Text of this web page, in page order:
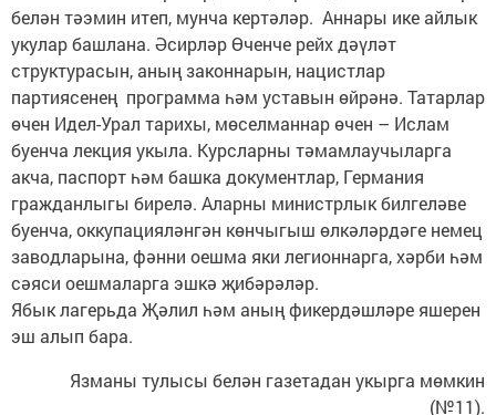
белән тәэмин итеп, мунча кертәләр. Аннары ике айлык
укулар башлана. Әсирләр Өченче рейх дәүләт
структурасын, аның законнарын, нацистлар
партиясенең программа һәм уставын өйрәнә. Татарлар
өчен Идел-Урал тарихы, мөселманнар өчен – Ислам
буенча лекция укыла. Курсларны тәмамлаучыларга
акча, паспорт һәм башка документлар, Германия
гражданлыгы бирелә. Аларны министрлык билгеләве
буенча, оккупацияләнгән көнчыгыш өлкәләрдәге немец
заводларына, фәнни оешма яки легионнарга, хәрби һәм
сәяси оешмаларга эшкә җибәрәләр.
Ябык лагерьда Җәлил һәм аның фикердәшләре яшерен
эш алып бара.
Язманы тулысы белән газетадан укырга мөмкин
(№11).